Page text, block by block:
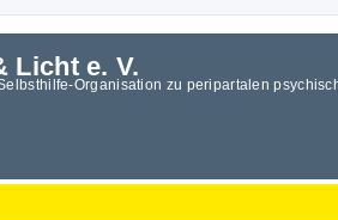
Licht e. V.
Organisation zu peripartalen